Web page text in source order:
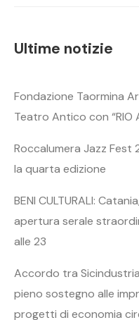
Ultime notizie
Fondazione Taormina
Teatro Antico con “RIO
Roccalumera Jazz
la quarta edizione
BENI CULTURALI:
apertura serale
alle 23
Accordo tra
pieno sostegno alle
progetti di economia